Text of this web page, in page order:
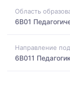
Область
6B01
Направление
6B011